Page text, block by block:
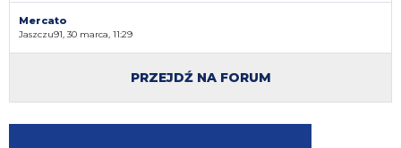
Mercato
Jaszczu91, 30 marca, 11:29
PRZEJDŹ NA FORUM